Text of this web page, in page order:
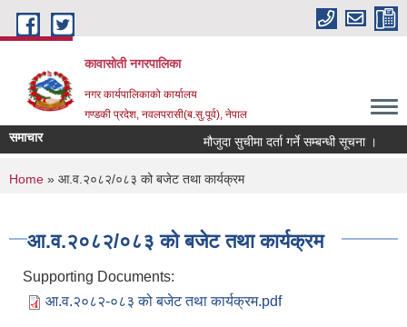
Skip to main content
कावासोती नगरपालिका
नगर कार्यपालिकाको कार्यालय
गण्डकी प्रदेश, नवलपरासी(ब.सु.पूर्व), नेपाल
समाचार मौजुदा सुचीमा दर्ता गर्ने सम्बन्धी सूचना ।
You are here
Home » आ.व.२०८२/०८३ को बजेट तथा कार्यक्रम
आ.व.२०८२/०८३ को बजेट तथा कार्यक्रम
Supporting Documents:
आ.व.२०८२-०८३ को बजेट तथा कार्यक्रम.pdf